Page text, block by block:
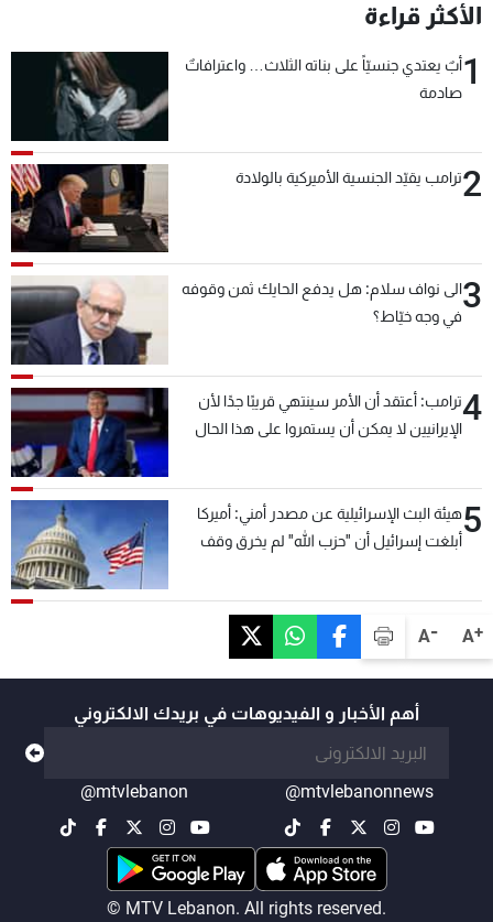
A+
A-
الأكثر قراءة
1أبٌ يعتدي جنسيّاً على بناته الثلاث… واعترافاتٌ
صادمة
2ترامب يقيّد الجنسية الأميركية بالولادة
3الى نواف سلام: هل يدفع الحايك ثمن وقوفه
في وجه خيّاط؟
4ترامب: أعتقد أن الأمر سينتهي قريبًا جدًا لأن
الإيرانيين لا يمكن أن يستمروا على هذا الحال
5هيئة البث الإسرائيلية عن مصدر أمني: أميركا
أبلغت إسرائيل أن "حزب الله" لم يخرق وقف
أهم الأخبار و الفيديوهات في بريدك الالكتروني
@mtvlebanonnews
@mtvlebanon
© MTV Lebanon. All rights reserved.
عن MTV
الإنـتـاج
وظائف
شروط الإسـتخدام